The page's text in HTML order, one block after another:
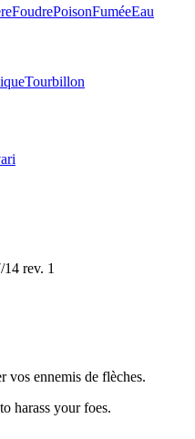
FoudrePoisonFuméeEau
Tourbillon
rev. 1
vos ennemis de flèches.
harass your foes.